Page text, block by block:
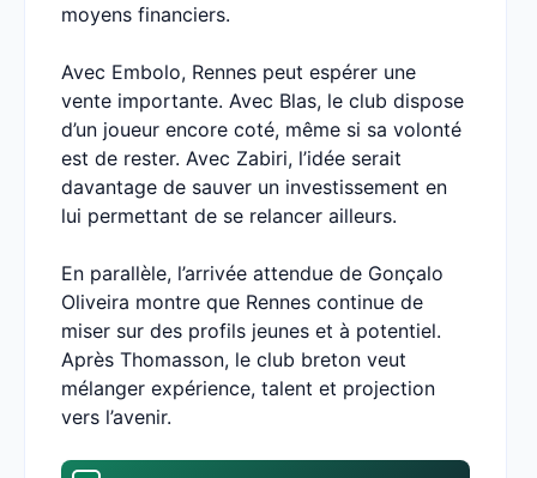
moyens financiers.
Avec Embolo, Rennes peut espérer une
vente importante. Avec Blas, le club dispose
d’un joueur encore coté, même si sa volonté
est de rester. Avec Zabiri, l’idée serait
davantage de sauver un investissement en
lui permettant de se relancer ailleurs.
En parallèle, l’arrivée attendue de Gonçalo
Oliveira montre que Rennes continue de
miser sur des profils jeunes et à potentiel.
Après Thomasson, le club breton veut
mélanger expérience, talent et projection
vers l’avenir.